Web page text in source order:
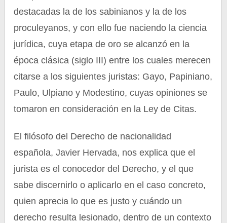
destacadas la de los sabinianos y la de los
proculeyanos, y con ello fue naciendo la ciencia
jurídica, cuya etapa de oro se alcanzó en la
época clásica (siglo III) entre los cuales merecen
citarse a los siguientes juristas: Gayo, Papiniano,
Paulo, Ulpiano y Modestino, cuyas opiniones se
tomaron en consideración en la Ley de Citas.
El filósofo del Derecho de nacionalidad
española, Javier Hervada, nos explica que el
jurista es el conocedor del Derecho, y el que
sabe discernirlo o aplicarlo en el caso concreto,
quien aprecia lo que es justo y cuándo un
derecho resulta lesionado, dentro de un contexto